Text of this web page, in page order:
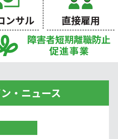
ンサル 直接雇用
・ニュース